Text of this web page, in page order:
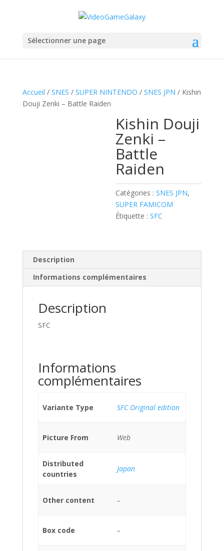
Sélectionner une page
Accueil / SNES / SUPER NINTENDO / SNES JPN / Kishin
Douji Zenki – Battle Raiden
Kishin Douji
Zenki –
Battle
Raiden
Catégories :SNES JPN,
SUPER FAMICOM
Étiquette :SFC
Description
Informations complémentaires
Description
SFC
Informations
complémentaires
Variante Type SFC Original edition
Picture From Web
Distributed
countries
Japan
Other content –
Box code –